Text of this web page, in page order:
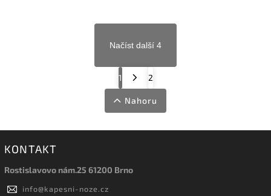
Načíst další 4
1 2
Nahoru
KONTAKT
Rostislavovo nám.25 61200 Brno
info@kapesni-noze.cz